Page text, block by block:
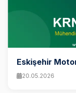
Eskişehir
20.05.2026